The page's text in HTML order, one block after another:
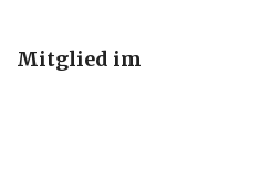
Mitglied im